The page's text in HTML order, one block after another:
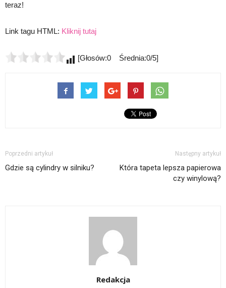
teraz!
Link tagu HTML: Kliknij tutaj
[Głosów:0 Średnia:0/5]
Poprzedni artykuł
Gdzie są cylindry w silniku?
Następny artykuł
Która tapeta lepsza papierowa
czy winylową?
Redakcja